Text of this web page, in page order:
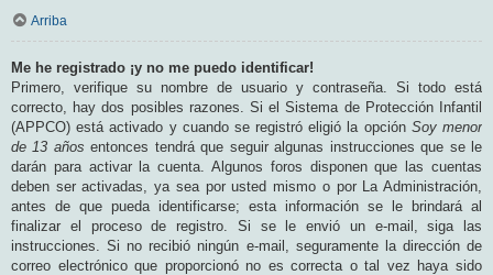
Arriba
Me he registrado ¡y no me puedo identificar!
Primero, verifique su nombre de usuario y contraseña. Si todo está
correcto, hay dos posibles razones. Si el Sistema de Protección Infantil
(APPCO) está activado y cuando se registró eligió la opción Soy menor
de 13 años entonces tendrá que seguir algunas instrucciones que se le
darán para activar la cuenta. Algunos foros disponen que las cuentas
deben ser activadas, ya sea por usted mismo o por La Administración,
antes de que pueda identificarse; esta información se le brindará al
finalizar el proceso de registro. Si se le envió un e-mail, siga las
instrucciones. Si no recibió ningún e-mail, seguramente la dirección de
correo electrónico que proporcionó no es correcta o tal vez haya sido